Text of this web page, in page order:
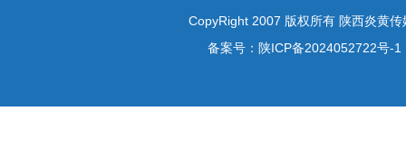
CopyRight 2007 版权所有 陕西炎黄传
备案号： 陕ICP备2024052722号-1